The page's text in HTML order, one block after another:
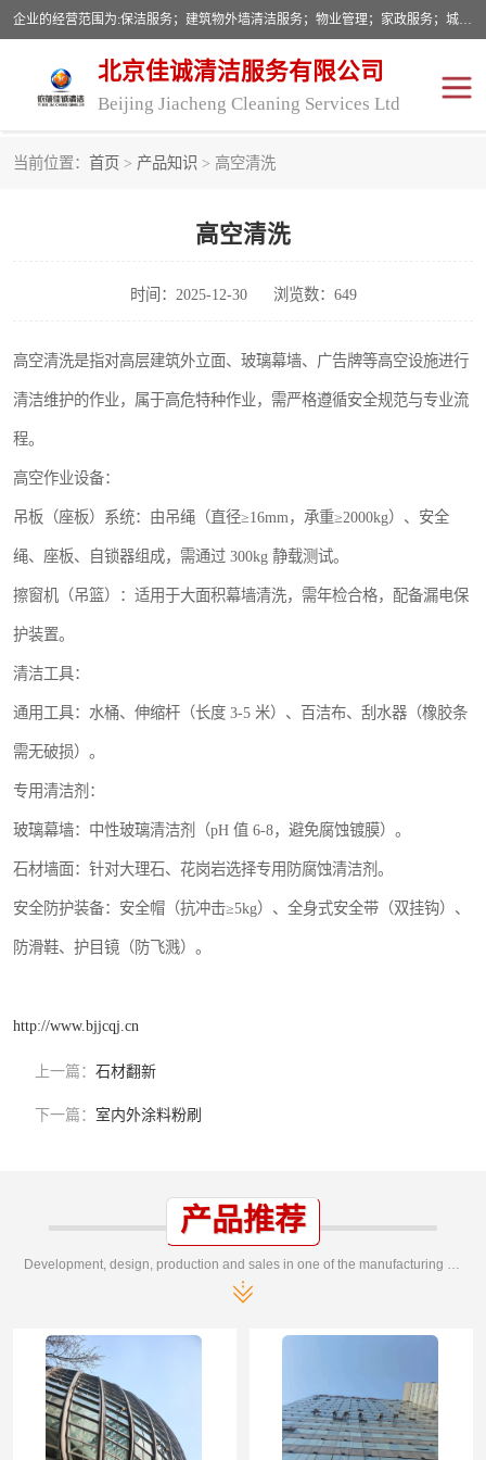
企业的经营范围为:保洁服务；建筑物外墙清洁服务；物业管理；家政服务；城市园林绿化；劳务分包；技术开发、技术转让、技术服务；销售保洁设备、卫生用品、化工产品（不含危险化学品及一类易制毒化学品）、日用品、办公设备、建筑材料、装饰材料；图文设计；清洁服务（不含餐具消毒）；中央空调维修；工程设计；施工总承包；专业承包。
北京佳诚清洁服务有限公司
Beijing Jiacheng Cleaning Services Ltd
当前位置： 首页 > 产品知识 > 高空清洗
高空清洗
时间：2025-12-30 浏览数：649
高空清洗是指对高层建筑外立面、玻璃幕墙、广告牌等高空设施进行
清洁维护的作业，属于高危特种作业，需严格遵循安全规范与专业流
程。
高空作业设备：
吊板（座板）系统：由吊绳（直径≥16mm，承重≥2000kg）、安全
绳、座板、自锁器组成，需通过 300kg 静载测试。
擦窗机（吊篮）：适用于大面积幕墙清洗，需年检合格，配备漏电保
护装置。
清洁工具：
通用工具：水桶、伸缩杆（长度 3-5 米）、百洁布、刮水器（橡胶条
需无破损）。
专用清洁剂：
玻璃幕墙：中性玻璃清洁剂（pH 值 6-8，避免腐蚀镀膜）。
石材墙面：针对大理石、花岗岩选择专用防腐蚀清洁剂。
安全防护装备：安全帽（抗冲击≥5kg）、全身式安全带（双挂钩）、
防滑鞋、护目镜（防飞溅）。
http://www.bjjcqj.cn
上一篇： 石材翻新
下一篇： 室内外涂料粉刷
产品推荐
Development, design, production and sales in one of the manufacturing enterprises
保洁服务
建筑物外墙维修